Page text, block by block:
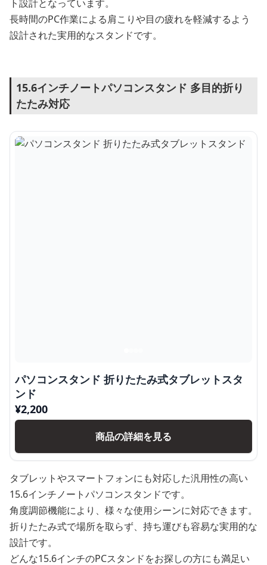
ト設計となっています。
長時間のPC作業による肩こりや目の疲れを軽減するよう
設計された実用的なスタンドです。
15.6インチノートパソコンスタンド 多目的折り
たたみ対応
パソコンスタンド 折りたたみ式タブレットスタ
ンド
¥2,200
商品の詳細を見る
タブレットやスマートフォンにも対応した汎用性の高い
15.6インチノートパソコンスタンドです。
角度調節機能により、様々な使用シーンに対応できます。
折りたたみ式で場所を取らず、持ち運びも容易な実用的な
設計です。
どんな15.6インチのPCスタンドをお探しの方にも満足い